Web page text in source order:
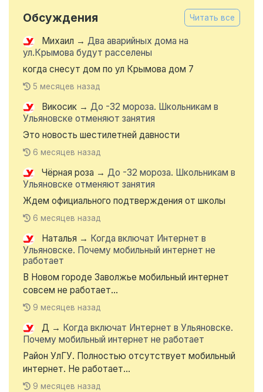
Обсуждения Читать все
Михаил → Два аварийных дома на
ул.Крымова будут расселены
когда снесут дом по ул Крымова дом 7
5 месяцев назад
Викосик → До -32 мороза. Школьникам в
Ульяновске отменяют занятия
Это новость шестилетней давности
6 месяцев назад
Чёрная роза → До -32 мороза. Школьникам в
Ульяновске отменяют занятия
Ждем официального подтверждения от школы
6 месяцев назад
Наталья → Когда включат Интернет в
Ульяновске. Почему мобильный интернет не
работает
В Новом городе Заволжье мобильный интернет
совсем не работает...
9 месяцев назад
Д → Когда включат Интернет в Ульяновске.
Почему мобильный интернет не работает
Район УлГУ. Полностью отсутствует мобильный
интернет. Не работает...
9 месяцев назад